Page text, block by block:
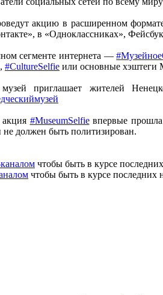
акцию в расширенном
в «Одноклассниках»,
сегменте интернета —
, #CultureSelfie или основные хэштеги
музей приглашает жителей
#MuseumSelfieвпервые прошла
не должен быть политизирован.
чтобы быть в курсе
чтобы быть в курсе последних